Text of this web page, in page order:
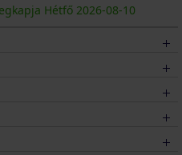
Hétfő 2026-08-10